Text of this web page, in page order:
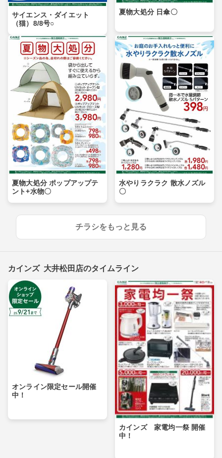
サイエンス・ダイエット
（猫）8/8号○
夏物大処分 日傘〇
夏物大処分 ポップアップテ
ント+水物〇
水やりラクラク 散水ノズル
〇
チラシをもっと見る
カインズ 大井松田店のタイムライン
オンライン限定セール開催
中！
カインズ 家電均一祭 開催
中！